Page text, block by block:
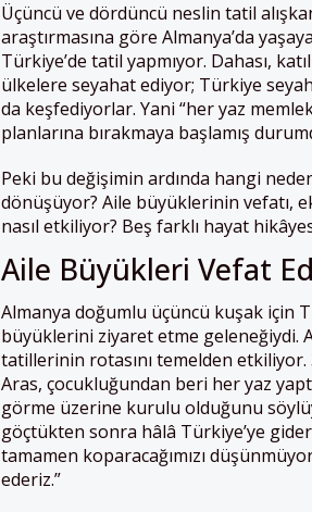
Üçüncü ve dördüncü neslin tatil
araştırmasına göre Almanya’da
Türkiye’de tatil yapmıyor. Dahası,
ülkelere seyahat ediyor; Türkiye
da keşfediyorlar. Yani “her yaz
planlarına bırakmaya başlamış
Peki bu değişimin ardında hangi
dönüşüyor? Aile büyüklerinin vefatı,
nasıl etkiliyor? Beş farklı hayat
Aile Büyükleri Vefat
Almanya doğumlu üçüncü kuşak için
büyüklerini ziyaret etme geleneğiydi.
tatillerinin rotasını temelden etkiliyor.
Aras, çocukluğundan beri her yaz
görme üzerine kurulu olduğunu
göçtükten sonra hâlâ Türkiye’ye
tamamen koparacağımızı
ederiz.”